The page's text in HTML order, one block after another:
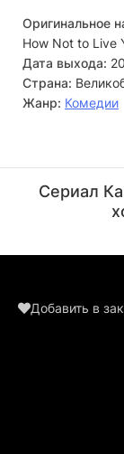
Оригинальное
How Not to Live
Дата выхода:
Страна:
Жанр: Комедии
(Glen Menford)
Сериал
Добавить в